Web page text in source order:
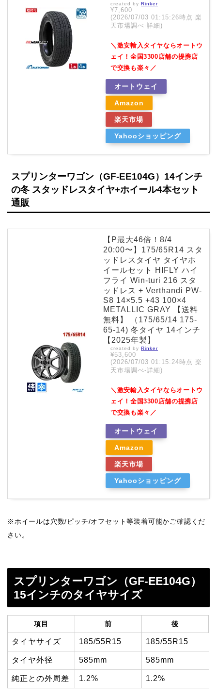
created by Rinker
¥7,600
(2026/07/03 01:15:26時点 楽
天市場調べ-詳細)
＼激安輸入タイヤならオートウ
ェイ！全国3300店舗の提携店
で交換も楽々／
オートウェイ
Amazon
楽天市場
Yahooショッピング
スプリンターワゴン（GF-EE104G）14インチ
の冬 スタッドレスタイヤ+ホイール4本セット
通販
【P最大46倍！8/4
20:00〜】175/65R14 スタ
ッドレスタイヤ タイヤホ
イールセット HIFLY ハイ
フライ Win-turi 216 スタ
ッドレス + Verthandi PW-
S8 14×5.5 +43 100×4
METALLIC GRAY 【送料
無料】 （175/65/14 175-
65-14) 冬タイヤ 14インチ
【2025年製】
created by Rinker
¥53,600
(2026/07/03 01:15:24時点 楽
天市場調べ-詳細)
＼激安輸入タイヤならオートウ
ェイ！全国3300店舗の提携店
で交換も楽々／
オートウェイ
Amazon
楽天市場
Yahooショッピング
※ホイールは穴数/ピッチ/オフセット等装着可能かご確認くだ
さい。
スプリンターワゴン（GF-EE104G）
15インチのタイヤサイズ
項目 前 後
タイヤサイズ 185/55R15 185/55R15
タイヤ外径 585mm 585mm
純正との外周差 1.2% 1.2%